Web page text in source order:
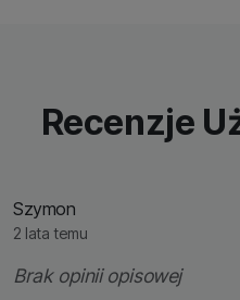
Recenzje
Szymon
2 lata temu
Brak opinii opisowej